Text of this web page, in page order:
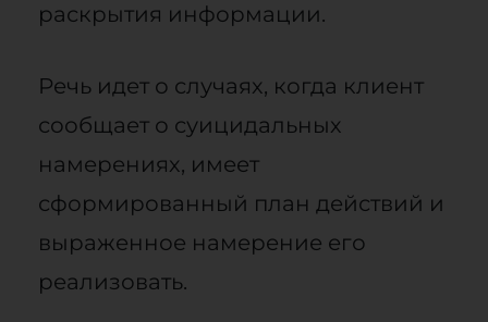
раскрытия информации.
Речь идет о случаях, когда клиент
сообщает о суицидальных
намерениях, имеет
сформированный план действий и
выраженное намерение его
реализовать.